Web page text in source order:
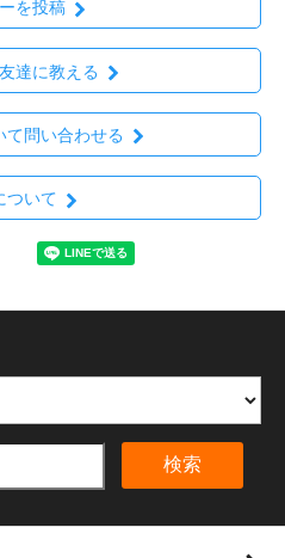
を投稿
達に教える
て問い合わせる
ついて
検索